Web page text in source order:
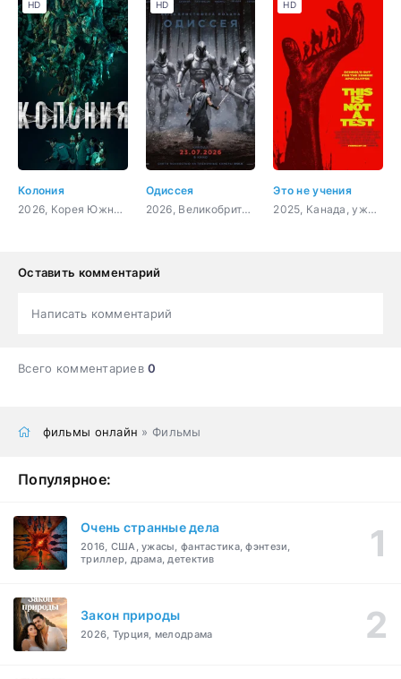
Колония
2026, Корея Южная, ужасы, боевик
HD
Одиссея
2026, Великобритания, США, фэнтези, боевик, приключения
HD
Это не учения
2025, Канада, ужасы
HD
Оставить комментарий
Написать комментарий
Всего комментариев0
фильмы онлайн » Фильмы
Популярное:
Очень странные дела
2016, США, ужасы, фантастика, фэнтези,
триллер, драма, детектив
Закон природы
2026, Турция, мелодрама